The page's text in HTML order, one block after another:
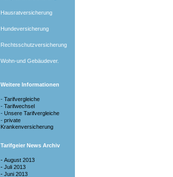
Hausratversicherung
Hundeversicherung
Rechtsschutzversicherung
Wohn-und Gebäudever.
Weitere Informationen
- Tarifvergleiche
- Tarifwechsel
- Unsere Tarifvergleiche
- private
Krankenversicherung
Tarifgeier News Archiv
- August 2013
- Juli 2013
- Juni 2013